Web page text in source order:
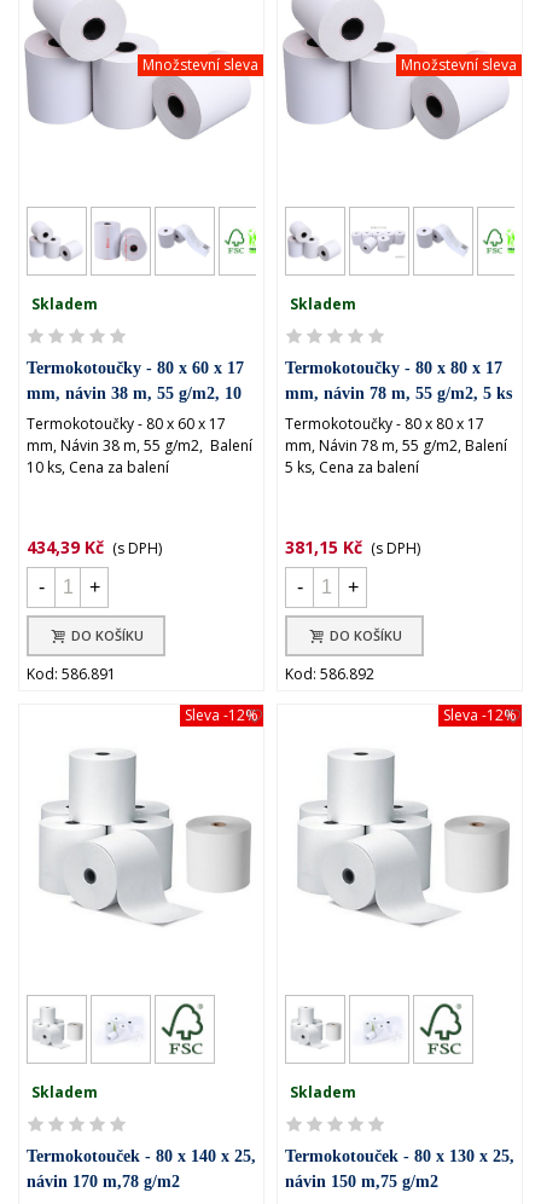
Množstevní sleva
Skladem
Termokotoučky - 80 x 60 x 17
mm, návin 38 m, 55 g/m2, 10
ks
Termokotoučky - 80 x 60 x 17
mm, Návin 38 m, 55 g/m2, Balení
10 ks, Cena za balení
434,39 Kč (s DPH)
-
+
DO KOŠÍKU
Kod: 586.891
Množstevní sleva
Skladem
Termokotoučky - 80 x 80 x 17
mm, návin 78 m, 55 g/m2, 5 ks
Termokotoučky - 80 x 80 x 17
mm, Návin 78 m, 55 g/m2, Balení
5 ks, Cena za balení
381,15 Kč (s DPH)
-
+
DO KOŠÍKU
Kod: 586.892
Sleva -12%
Skladem
Termokotouček - 80 x 140 x 25,
návin 170 m,78 g/m2
Sleva -12%
Skladem
Termokotouček - 80 x 130 x 25,
návin 150 m,75 g/m2